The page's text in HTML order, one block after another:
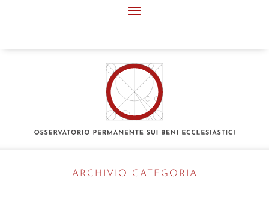
ARCHIVIO CATEGORIA